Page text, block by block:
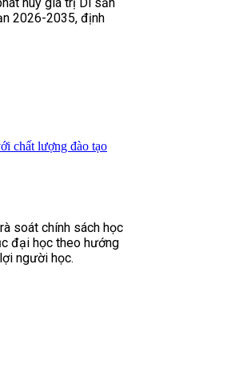
2026-2035, định
chất lượng đào tạo
soát chính sách học
đại học theo hướng
người học.